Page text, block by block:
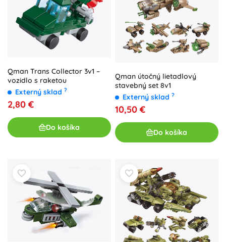
Qman Trans Collector 3v1 –
vozidlo s raketou
Externý sklad ?
2,80 €
Do košíka
Qman útočný lietadlový
stavebný set 8v1
Externý sklad ?
10,50 €
Do košíka